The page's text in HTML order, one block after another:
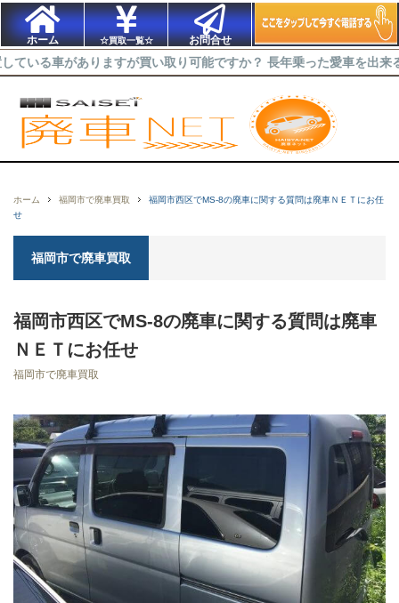
ホーム ☆買取一覧☆ お問合せ
りますが買い取り可能ですか？ 長年乗った愛車を出来るだけ高く
ホーム 福岡市で廃車買取
福岡市西区でMS-8の廃車に関する質問は廃車ＮＥＴにお任
せ
福岡市で廃車買取
福岡市西区でMS-8の廃車に関する質問は廃車
ＮＥＴにお任せ
福岡市で廃車買取